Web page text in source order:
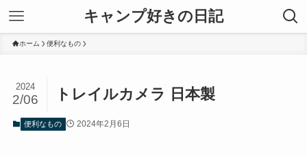
キャンプ好きの日記
ホーム 便利なもの
トレイルカメラ 日本製
2024
2/06
便利なもの 2024年2月6日